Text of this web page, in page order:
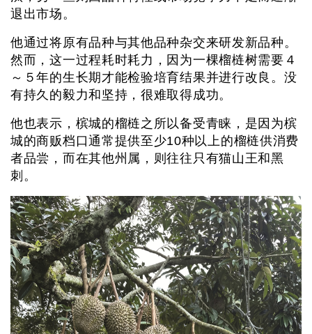
退出市场。
他通过将原有品种与其他品种杂交来研发新品种。
然而，这一过程耗时耗力，因为一棵榴梿树需要４
～５年的生长期才能检验培育结果并进行改良。没
有持久的毅力和坚持，很难取得成功。
他也表示，槟城的榴梿之所以备受青睐，是因为槟
城的商贩档口通常提供至少10种以上的榴梿供消费
者品尝，而在其他州属，则往往只有猫山王和黑
刺。